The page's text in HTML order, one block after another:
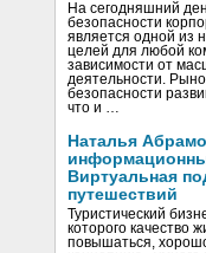
На сегодняшний
безопасности
является одной из
целей для любой
зависимости от
деятельности.
безопасности
что и …
Наталья
Виртуальная
путешествий
Туристический
которого качество
повышаться,